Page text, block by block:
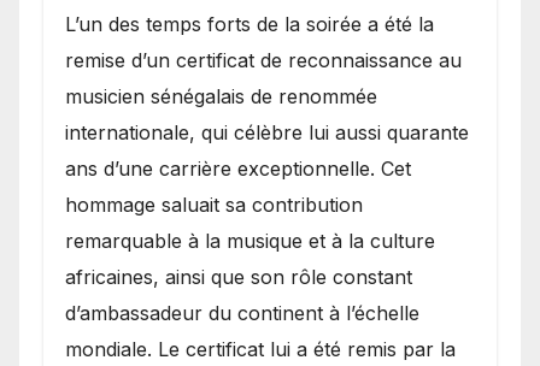
​L’un des temps forts de la soirée a été la
remise d’un certificat de reconnaissance au
musicien sénégalais de renommée
internationale, qui célèbre lui aussi quarante
ans d’une carrière exceptionnelle. Cet
hommage saluait sa contribution
remarquable à la musique et à la culture
africaines, ainsi que son rôle constant
d’ambassadeur du continent à l’échelle
mondiale. Le certificat lui a été remis par la